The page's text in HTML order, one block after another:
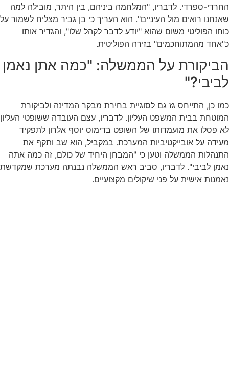
החרדי-ספרדי. לדבריו, "המלחמה ביניהם, בין היתר, מובילה למה
שאנחנו רואים מול העיניים". הוא העריך כי בן גביר מצליח לשמור על
כוחו הפוליטי משום שהוא "יודע לדבר לקהל שלו", והגדיר אותו
כ"אחד מהמתוחכמים" בזירה הפוליטית.
הביקורת על הממשלה: "כמה אתן נאמן
לביבי?"
כמו כן, התייחס גז גם לסוגיית בחירת מבקר המדינה ולביקורת
המוטחת בבית המשפט העליון. לדבריו, עצם העובדה ששופטי העליון
לא פסלו את מועמדותו של השופט בדימוס יוסף אלרון לתפקיד
מעידה על אובייקטיביות המערכת. במקביל, הוא שב ותקף את
התנהלות הממשלה וטען כי "המבחן היחיד של כולם, זה כמה אתה
נאמן לביבי". לדבריו, סביב ראש הממשלה נבנתה מערכת שמקדשת
נאמנות אישית על פני שיקולים מקצועיים.